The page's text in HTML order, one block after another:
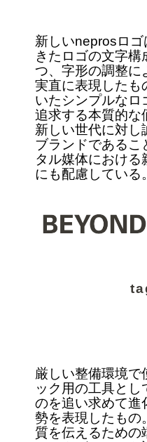
新しいneprosロ
きたロゴの文字
つ、字形の調整に
実直に表現したも
いたシンプルな
追求する本質的な
新しい世代に対し
ブランドであるこ
タル媒体における
にも配慮している。
厳しい整備環境で
ック用の工具とし
のを追い求めて進
勢を表現したもの
質を伝えるための